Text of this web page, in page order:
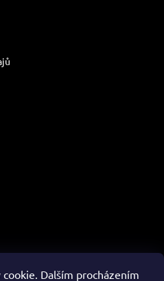
Dalším procházením